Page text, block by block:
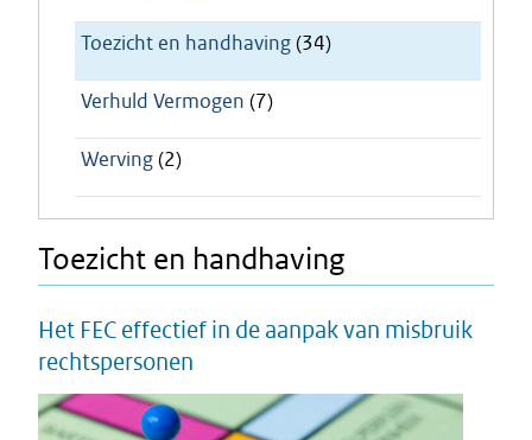
Toezicht en handhaving(34)
Verhuld Vermogen (7)
Werving(2)
Toezicht en handhaving
Het FEC effectief in de aanpak van misbruik
rechtspersonen